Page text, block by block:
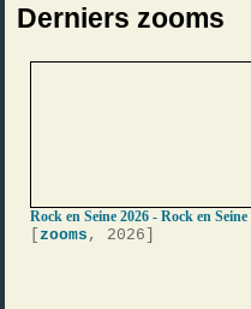
Derniers zooms
Rock en Seine 2026 - Rock en
[zooms , 2026]